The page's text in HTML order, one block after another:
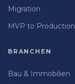
Migration
MVP to Production
BRANCHEN
Bau & Immobilien